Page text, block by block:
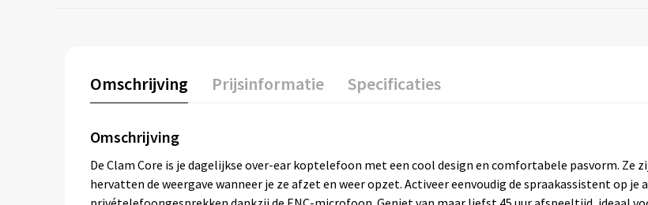
Omschrijving Prijsinformatie Specificaties
Omschrijving
De Clam Core is je dagelijkse over-ear koptelefoon met een cool design en comfortabele pasvorm. Ze
hervatten de weergave wanneer je ze afzet en weer opzet. Activeer eenvoudig de spraakassistent op